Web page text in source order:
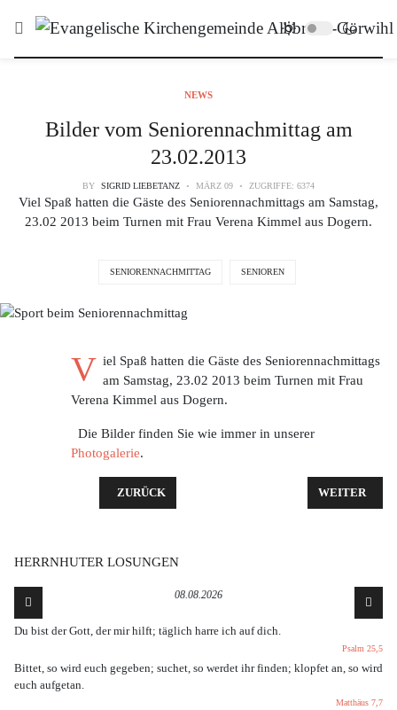
NEWS
Bilder vom Seniorennachmittag am
23.02.2013
BY SIGRID LIEBETANZ MÄRZ 09 ZUGRIFFE: 6374
Viel Spaß hatten die Gäste des Seniorennachmittags am Samstag,
23.02 2013 beim Turnen mit Frau Verena Kimmel aus Dogern.
SENIORENNACHMITTAG SENIOREN
V iel Spaß hatten die Gäste des Seniorennachmittags
am Samstag, 23.02 2013 beim Turnen mit Frau
Verena Kimmel aus Dogern.
Die Bilder finden Sie wie immer in unserer
Photogalerie.
VORHERIGER BEITRAG: UNSERE NEUEN
ZURÜCK NÄCHSTER
WEITER
HERRNHUTER LOSUNGEN
08.08.2026
Du bist der Gott, der mir hilft; täglich harre ich auf dich.
Psalm 25,5
Bittet, so wird euch gegeben; suchet, so werdet ihr finden; klopfet an, so wird
euch aufgetan.
Matthäus 7,7